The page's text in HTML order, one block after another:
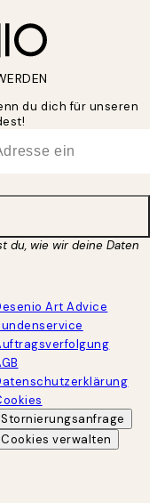
du dich für unseren
du, wie wir deine Daten
Art Advice
Stornierungsanfrage
Cookies verwalten